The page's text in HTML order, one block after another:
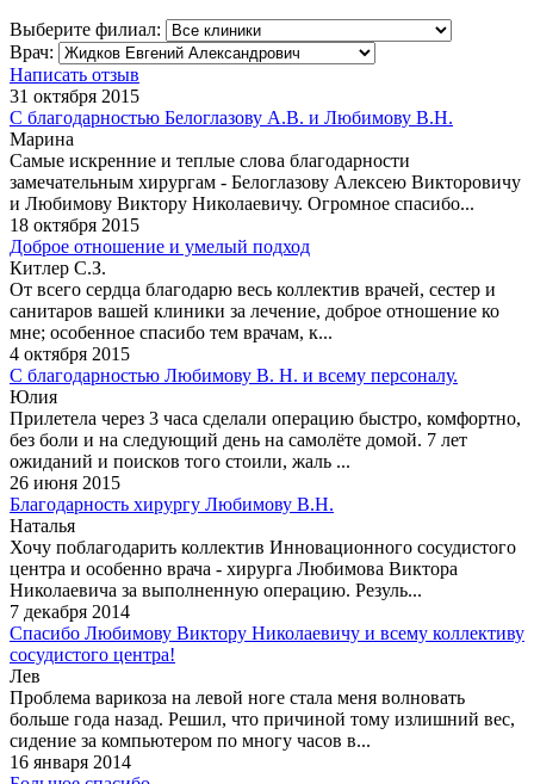
Выберите филиал:
Врач:
Написать отзыв
31 октября 2015
С благодарностью Белоглазову А.В. и Любимову В.Н.
Марина
Самые искренние и теплые слова благодарности
замечательным хирургам - Белоглазову Алексею Викторовичу
и Любимову Виктору Николаевичу. Огромное спасибо...
18 октября 2015
Доброе отношение и умелый подход
Китлер С.З.
От всего сердца благодарю весь коллектив врачей, сестер и
санитаров вашей клиники за лечение, доброе отношение ко
мне; особенное спасибо тем врачам, к...
4 октября 2015
С благодарностью Любимову В. Н. и всему персоналу.
Юлия
Прилетела через 3 часа сделали операцию быстро, комфортно,
без боли и на следующий день на самолёте домой. 7 лет
ожиданий и поисков того стоили, жаль ...
26 июня 2015
Благодарность хирургу Любимову В.Н.
Наталья
Хочу поблагодарить коллектив Инновационного сосудистого
центра и особенно врача - хирурга Любимова Виктора
Николаевича за выполненную операцию. Резуль...
7 декабря 2014
Спасибо Любимову Виктору Николаевичу и всему коллективу
сосудистого центра!
Лев
Проблема варикоза на левой ноге стала меня волновать
больше года назад. Решил, что причиной тому излишний вес,
сидение за компьютером по многу часов в...
16 января 2014